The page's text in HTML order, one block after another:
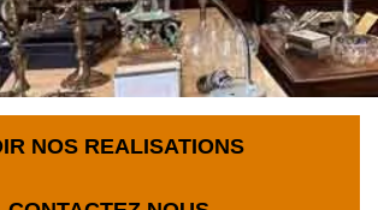
NOS REALISATIONS